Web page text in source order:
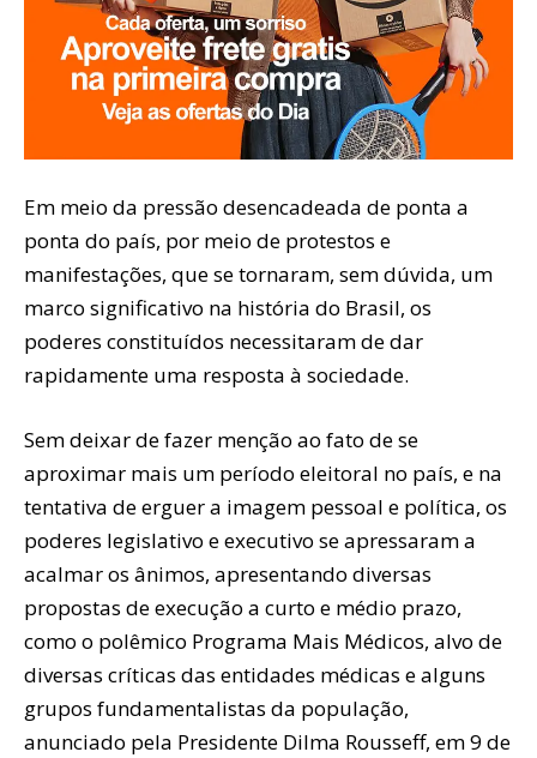
Em meio da pressão desencadeada de ponta a
ponta do país, por meio de protestos e
manifestações, que se tornaram, sem dúvida, um
marco significativo na história do Brasil, os
poderes constituídos necessitaram de dar
rapidamente uma resposta à sociedade.
Sem deixar de fazer menção ao fato de se
aproximar mais um período eleitoral no país, e na
tentativa de erguer a imagem pessoal e política, os
poderes legislativo e executivo se apressaram a
acalmar os ânimos, apresentando diversas
propostas de execução a curto e médio prazo,
como o polêmico Programa Mais Médicos, alvo de
diversas críticas das entidades médicas e alguns
grupos fundamentalistas da população,
anunciado pela Presidente Dilma Rousseff, em 9 de